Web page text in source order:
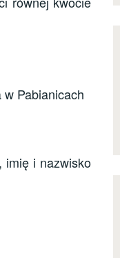
w Pabianicach
imię i nazwisko